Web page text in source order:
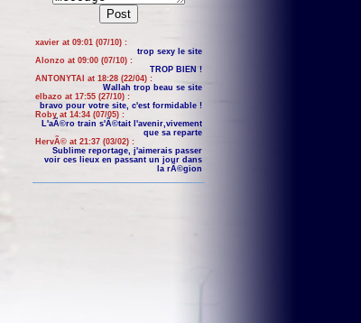
xavier at 09:01 (07/10) :
trop sexy le site
Alonzo at 09:00 (07/10) :
TROP BIEN !
ANTONYTAI at 18:28 (22/04) :
Wallah trop beau se site
elbazo at 17:55 (27/10) :
bravo pour votre site, c'est formidable !
Roby at 14:34 (07/05) :
L'aÃ©ro train s'Ã©tait l'avenir,vivement
que sa reparte
HervÃ© at 21:37 (03/02) :
Sublime reportage, j'aimerais passer
voir ces lieux en passant un jour dans
la rÃ©gion